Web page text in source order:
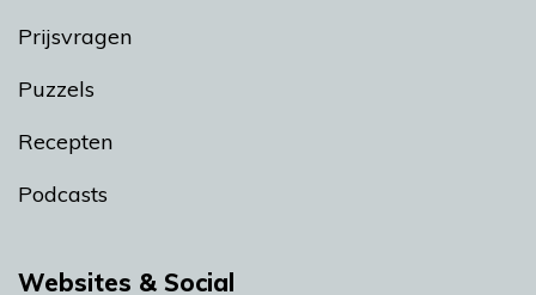
Prijsvragen
Puzzels
Recepten
Podcasts
Websites & Social